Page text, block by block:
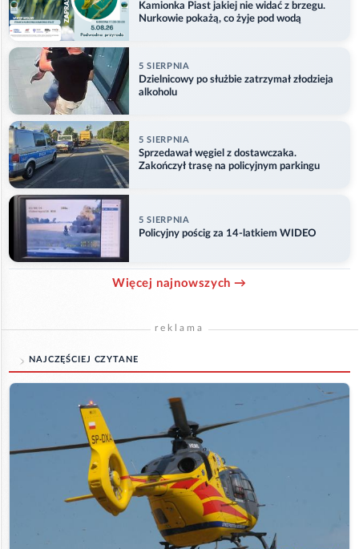
Kamionka Piast jakiej nie widać z brzegu.
Nurkowie pokażą, co żyje pod wodą
5 SIERPNIA
Dzielnicowy po służbie zatrzymał złodzieja
alkoholu
5 SIERPNIA
Sprzedawał węgiel z dostawczaka.
Zakończył trasę na policyjnym parkingu
5 SIERPNIA
Policyjny pościg za 14-latkiem WIDEO
Więcej najnowszych →
reklama
NAJCZĘŚCIEJ CZYTANE